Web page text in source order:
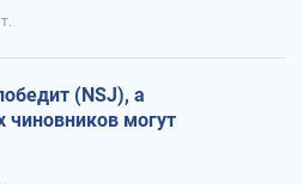
(NSJ), а
чиновников могут